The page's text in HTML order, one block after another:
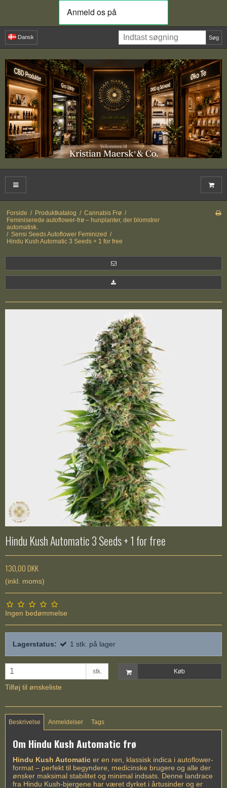
Dansk Søg
Forside / Produktkatalog / Cannabis Frø /
Feminiserede autoflower-frø – hunplanter, der blomstrer
automatisk.
/ Sensi Seeds Autoflower Feminized /
Hindu Kush Automatic 3 Seeds + 1 for free
Hindu Kush Automatic 3 Seeds + 1 for free
130,00 DKK
(inkl. moms)
Ingen bedømmelse
Lagerstatus: 1 stk. på lager
stk. Køb
Tilføj til ønskeliste
Beskrivelse Anmeldelser Tags
Om Hindu Kush Automatic frø
Hindu Kush Automatic er en ren, klassisk indica i autoflower-
format – perfekt til begyndere, medicinske brugere og alle der
ønsker maksimal stabilitet og minimal indsats. Denne landrace
fra Hindu Kush-bjergene har været dyrket i årtusinder og er